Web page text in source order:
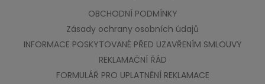
OBCHODNÍ PODMÍNKY
Zásady ochrany osobních údajů
INFORMACE POSKYTOVANÉ PŘED UZAVŘENÍM SMLOUVY
REKLAMAČNÍ ŘÁD
FORMULÁŘ PRO UPLATNĚNÍ REKLAMACE